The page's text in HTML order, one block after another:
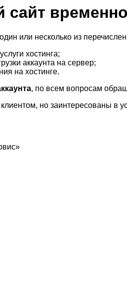
или несколько из
хостинга;
аккаунта на сервер;
на хостинге.
, по всем вопросам
но заинтересованы в